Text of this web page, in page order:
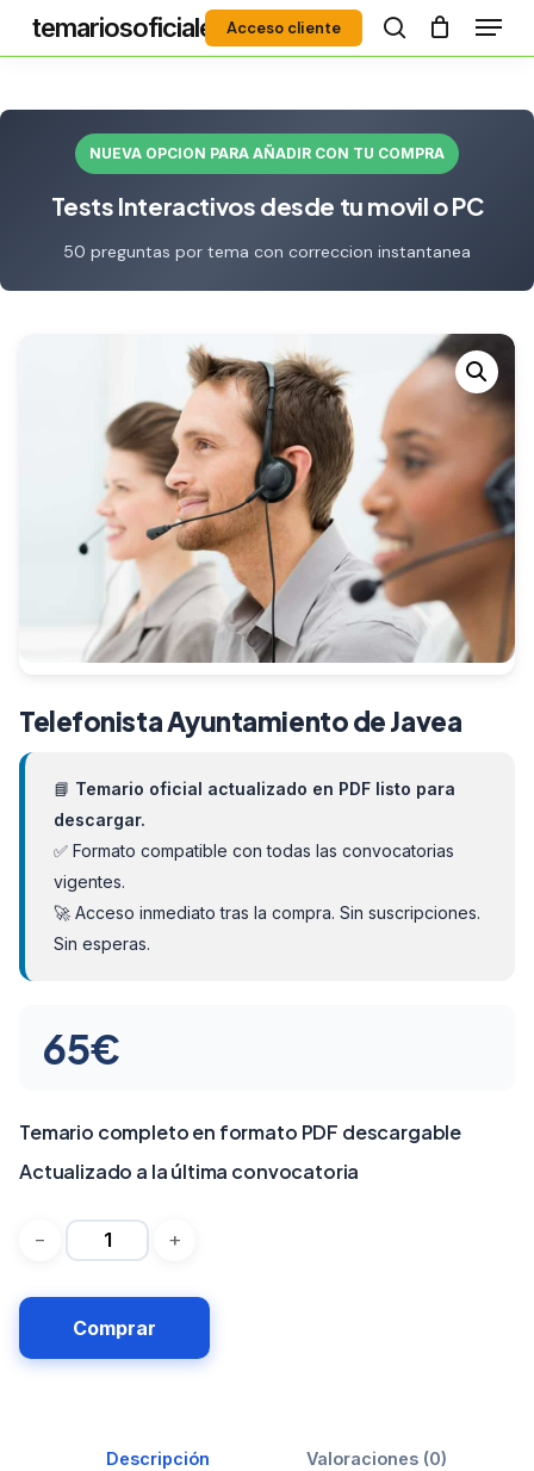
content
temariosoficiales
Acceso cliente
search
Menú
NUEVA OPCION PARA AÑADIR CON TU COMPRA
Tests Interactivos desde tu movil o PC
50 preguntas por tema con correccion instantanea
Telefonista Ayuntamiento de Javea
📘 Temario oficial actualizado en PDF listo para
descargar.
✅ Formato compatible con todas las convocatorias
vigentes.
🚀 Acceso inmediato tras la compra. Sin suscripciones.
Sin esperas.
65€
Temario completo en formato PDF descargable
Actualizado a la última convocatoria
Comprar
Descripción Valoraciones (0)